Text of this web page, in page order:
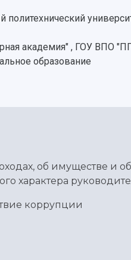
академия" , ГОУ ВПО
образование
об имуществе и
характера
коррупции